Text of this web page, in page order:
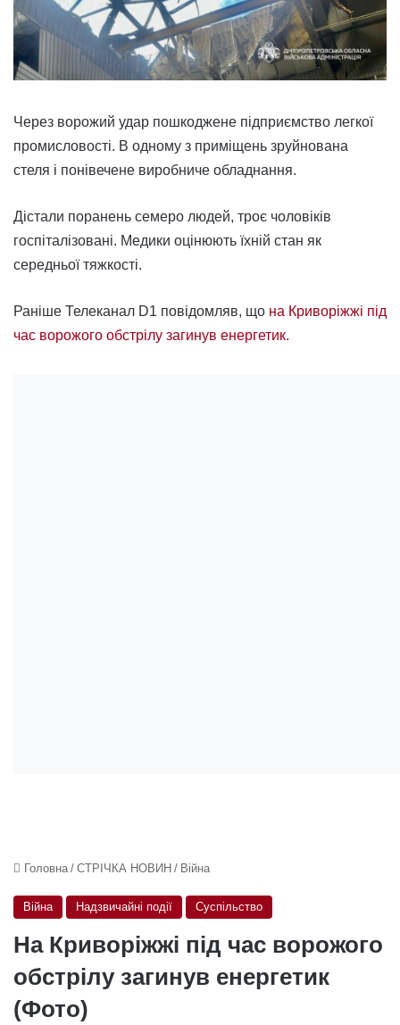
Через ворожий удар пошкоджене підприємство легкої
промисловості. В одному з приміщень зруйнована
стеля і понівечене виробниче обладнання.
Дістали поранень семеро людей, троє чоловіків
госпіталізовані. Медики оцінюють їхній стан як
середньої тяжкості.
Раніше Телеканал D1 повідомляв, що на Криворіжжі під
час ворожого обстрілу загинув енергетик.